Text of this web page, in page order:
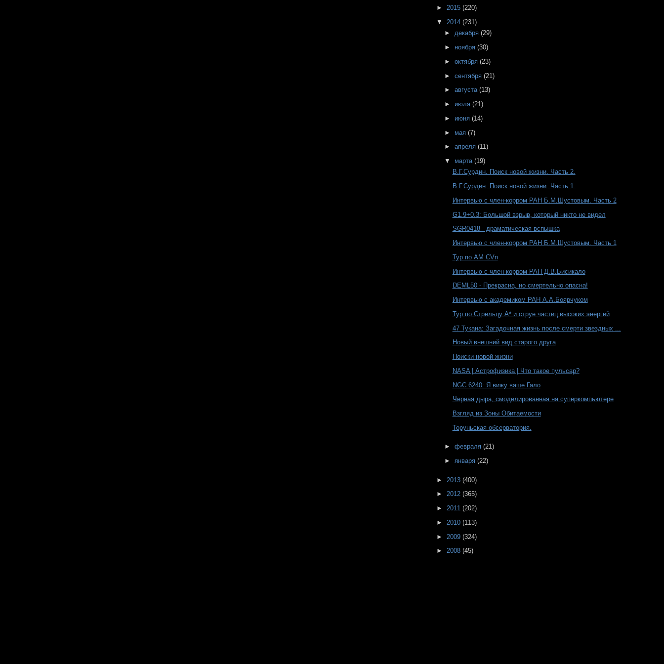
►2015(220)
▼2014(231)
► декабря (29)
► ноября (30)
► октября (23)
► сентября (21)
► августа (13)
► июля (21)
► июня (14)
► мая (7)
► апреля (11)
▼ марта (19)
В.Г.Сурдин. Поиск новой жизни. Часть 2.
В.Г.Сурдин. Поиск новой жизни. Часть 1.
Интервью с член-корром РАН Б.М.Шустовым. Часть 2
G1.9+0.3: Большой взрыв, который никто не видел
SGR0418 - драматическая вспышка
Интервью с член-корром РАН Б.М.Шустовым. Часть 1
Тур по AM CVn
Интервью с член-корром РАН Д.В.Бисикало
DEML50 - Прекрасна, но смертельно опасна!
Интервью с академиком РАН А.А.Боярчуком
Тур по Стрельцу А* и струе частиц высоких энергий
47 Тукана: Загадочная жизнь после смерти звездных ...
Новый внешний вид старого друга
Поиски новой жизни
NASA | Астрофизика | Что такое пульсар?
NGC 6240: Я вижу ваше Гало
Черная дыра, смоделированная на суперкомпьютере
Взгляд из Зоны Обитаемости
Торуньская обсерватория.
► февраля (21)
► января (22)
► 2013(400)
►2012(365)
►2011(202)
► 2010(113)
► 2009(324)
►2008(45)